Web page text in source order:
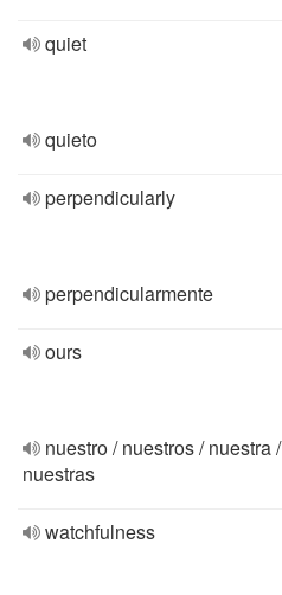
quiet
quieto
perpendicularly
perpendicularmente
ours
nuestro / nuestros / nuestra /
nuestras
watchfulness